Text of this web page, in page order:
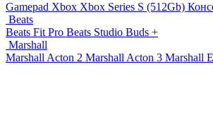
Gamepad Xbox Xbox Series S (512Gb)
Beats
Beats Fit Pro Beats Studio Buds +
Marshall
Marshall Acton 2 Marshall Acton 3 Marshall